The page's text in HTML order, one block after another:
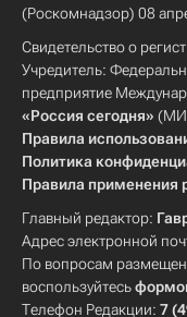
(Роскомнадзор) 08
Свидетельство о
Учредитель:
предприятие
«Россия сегодня»
Правила
Политика
Правила применения
Главный редактор:
Адрес электронной
По вопросам
воспользуйтесь
Телефон Редакции: 7